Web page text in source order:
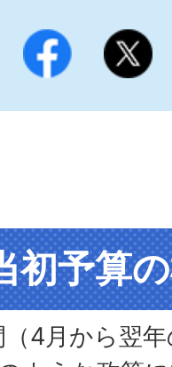
初予算
（4月から翌